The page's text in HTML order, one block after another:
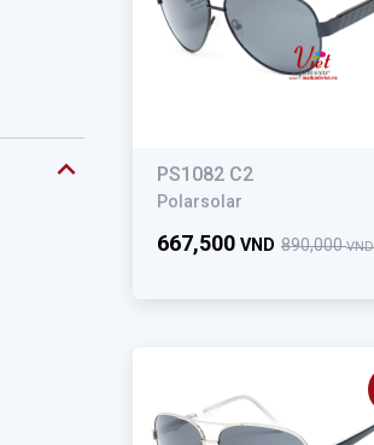
PS1082 C2
Polarsolar
890,000VND
667,500 VND